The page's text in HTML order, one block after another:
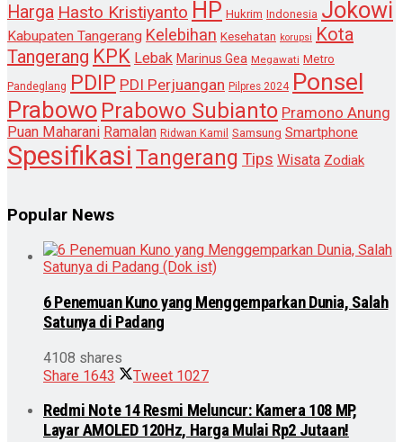
Harga Hasto Kristiyanto HP Hukrim Indonesia Jokowi
Kabupaten Tangerang Kelebihan Kesehatan korupsi Kota
Tangerang KPK Lebak Marinus Gea Megawati Metro
Pandeglang PDIP PDI Perjuangan Pilpres 2024 Ponsel
Prabowo Prabowo Subianto Pramono Anung
Puan Maharani Ramalan Ridwan Kamil Samsung Smartphone
Spesifikasi Tangerang Tips Wisata Zodiak
Popular News
6 Penemuan Kuno yang Menggemparkan Dunia, Salah
Satunya di Padang
4108 shares
Share 1643 Tweet 1027
Redmi Note 14 Resmi Meluncur: Kamera 108 MP,
Layar AMOLED 120Hz, Harga Mulai Rp2 Jutaan!